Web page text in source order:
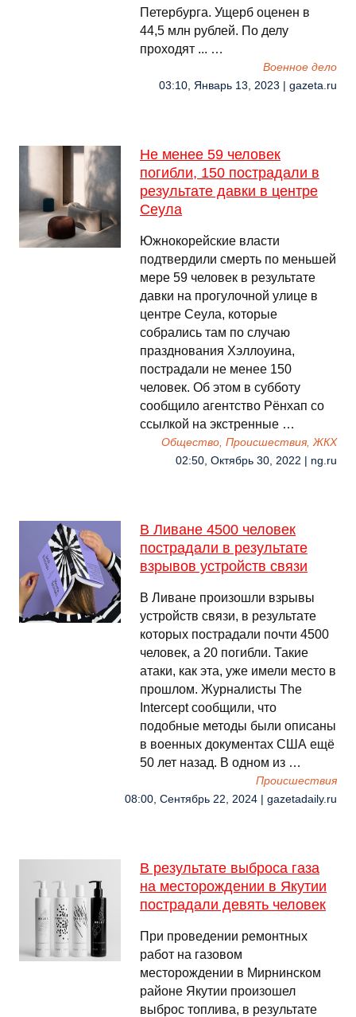
Петербурга. Ущерб оценен в
44,5 млн рублей. По делу
проходят ... …
Военное дело
03:10, Январь 13, 2023 | gazeta.ru
Не менее 59 человек
погибли, 150 пострадали в
результате давки в центре
Сеула
Южнокорейские власти
подтвердили смерть по меньшей
мере 59 человек в результате
давки на прогулочной улице в
центре Сеула, которые
собрались там по случаю
празднования Хэллоуина,
пострадали не менее 150
человек. Об этом в субботу
сообщило агентство Рёнхап со
ссылкой на экстренные …
Общество, Происшествия, ЖКХ
02:50, Октябрь 30, 2022 | ng.ru
В Ливане 4500 человек
пострадали в результате
взрывов устройств связи
В Ливане произошли взрывы
устройств связи, в результате
которых пострадали почти 4500
человек, а 20 погибли. Такие
атаки, как эта, уже имели место в
прошлом. Журналисты The
Intercept сообщили, что
подобные методы были описаны
в военных документах США ещё
50 лет назад. В одном из …
Происшествия
08:00, Сентябрь 22, 2024 | gazetadaily.ru
В результате выброса газа
на месторождении в Якутии
пострадали девять человек
При проведении ремонтных
работ на газовом
месторождении в Мирнинском
районе Якутии произошел
выброс топлива, в результате